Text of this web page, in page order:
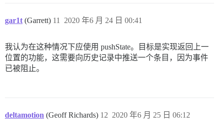
gar1t (Garrett) 2020 年6 月 24 日 00:41
11
我认为在这种情况下应使用 pushState。目标是实现返回上一
位置的功能，这需要向历史记录中推送一个条目，因为事件
已被阻止。
deltamotion (Geoff Richards) 2020 年6 月 25 日 06:12
12